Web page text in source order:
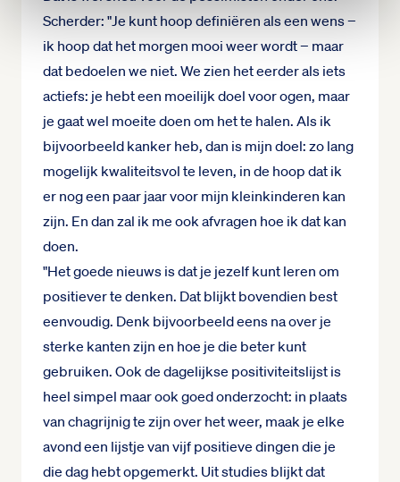
Scherder: "Je kunt hoop definiëren als een wens −
ik hoop dat het morgen mooi weer wordt − maar
dat bedoelen we niet. We zien het eerder als iets
actiefs: je hebt een moeilijk doel voor ogen, maar
je gaat wel moeite doen om het te halen. Als ik
bijvoorbeeld kanker heb, dan is mijn doel: zo lang
mogelijk kwaliteitsvol te leven, in de hoop dat ik
er nog een paar jaar voor mijn kleinkinderen kan
zijn. En dan zal ik me ook afvragen hoe ik dat kan
doen.
"Het goede nieuws is dat je jezelf kunt leren om
positiever te denken. Dat blijkt bovendien best
eenvoudig. Denk bijvoorbeeld eens na over je
sterke kanten zijn en hoe je die beter kunt
gebruiken. Ook de dagelijkse positiviteitslijst is
heel simpel maar ook goed onderzocht: in plaats
van chagrijnig te zijn over het weer, maak je elke
avond een lijstje van vijf positieve dingen die je
die dag hebt opgemerkt. Uit studies blijkt dat